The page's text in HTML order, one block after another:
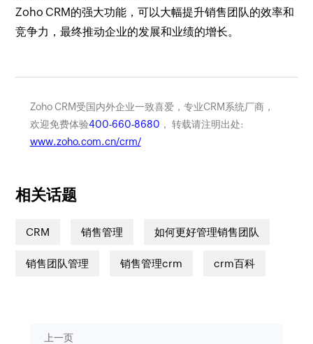
Zoho CRM的强大功能，可以大幅提升销售团队的效率和
竞争力，最终推动企业的发展和业绩的增长。
Zoho CRM受国内外企业一致喜爱，专业CRM系统厂商，
欢迎免费体验400-660-8680 ， 转载请注明出处:
www.zoho.com.cn/crm/
相关话题
CRM 销售管理 如何更好管理销售团队
销售团队管理 销售管理crm crm百科
上一页